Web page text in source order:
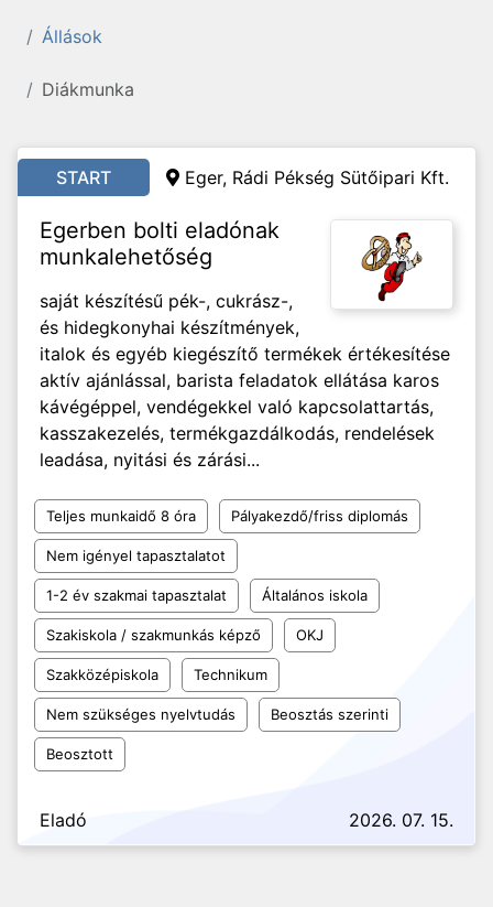
Állások
Diákmunka
START Eger, Rádi Pékség Sütőipari Kft.
Egerben bolti eladónak
munkalehetőség
saját készítésű pék-, cukrász-,
és hidegkonyhai készítmények,
italok és egyéb kiegészítő termékek értékesítése
aktív ajánlással, barista feladatok ellátása karos
kávégéppel, vendégekkel való kapcsolattartás,
kasszakezelés, termékgazdálkodás, rendelések
leadása, nyitási és zárási...
Teljes munkaidő 8 óra Pályakezdő/friss diplomás
Nem igényel tapasztalatot
1-2 év szakmai tapasztalat Általános iskola
Szakiskola / szakmunkás képző OKJ
Szakközépiskola Technikum
Nem szükséges nyelvtudás Beosztás szerinti
Beosztott
Eladó 2026. 07. 15.